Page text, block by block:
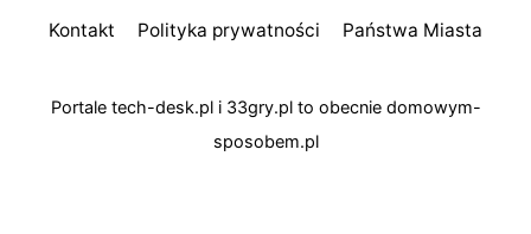
Kontakt Polityka prywatności Państwa Miasta
Portale tech-desk.pli 33gry.plto obecnie domowym-
sposobem.pl